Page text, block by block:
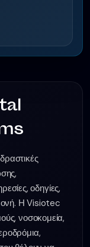
οδηγίες,
Η Visiotec
νοσοκομεία,